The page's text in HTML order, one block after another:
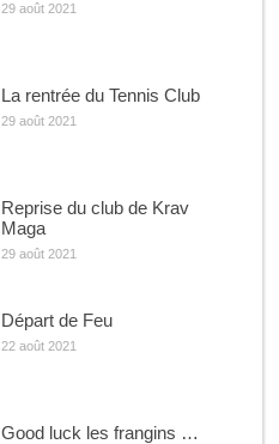
29 août 2021
La rentrée du Tennis Club
29 août 2021
Reprise du club de Krav
Maga
29 août 2021
Départ de Feu
22 août 2021
Good luck les frangins …